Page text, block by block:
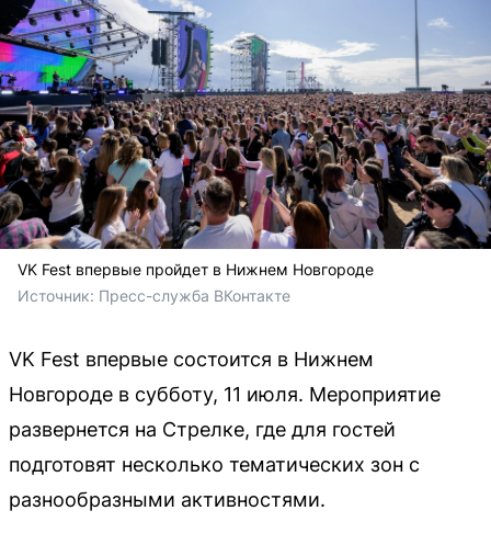
VK Fest впервые пройдет в Нижнем Новгороде
Источник: Пресс-служба ВКонтакте
VK Fest впервые состоится в Нижнем
Новгороде в субботу, 11 июля. Мероприятие
развернется на Стрелке, где для гостей
подготовят несколько тематических зон с
разнообразными активностями.